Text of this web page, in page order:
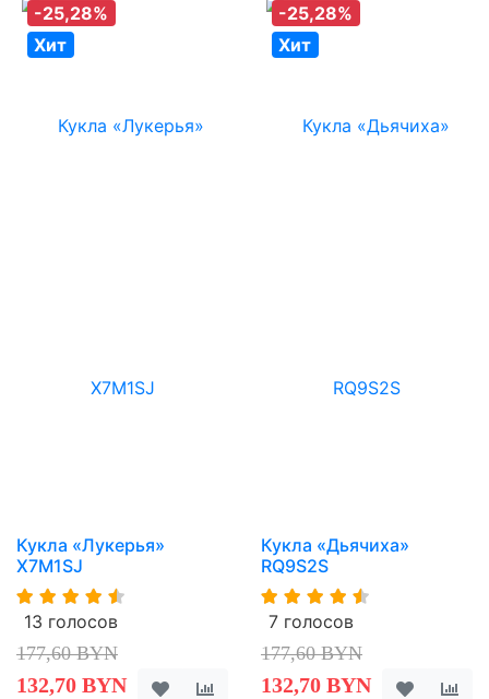
-25,28%
Хит
Кукла «Лукерья»
X7M1SJ
13 голосов
177,60 BYN
132,70 BYN
-25,28%
Хит
Кукла «Дьячиха»
RQ9S2S
7 голосов
177,60 BYN
132,70 BYN